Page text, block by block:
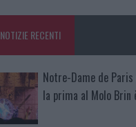
NOTIZIE RECENTI
Notre-Dame de
la prima al Molo Brin